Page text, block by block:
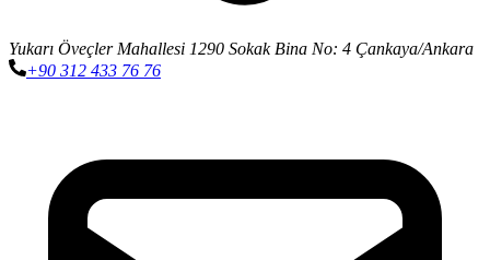
Yukarı Öveçler Mahallesi 1290 Sokak Bina No: 4 Çankaya/Ankara
+90 312 433 76 76